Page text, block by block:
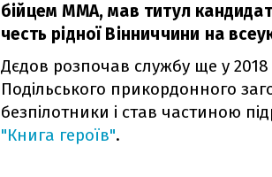
бійцем ММА, мав титул
честь рідної Вінниччини на
Дєдов розпочав службу ще у 2018
Подільського прикордонного
безпілотники і став частиною
"Книга героїв".